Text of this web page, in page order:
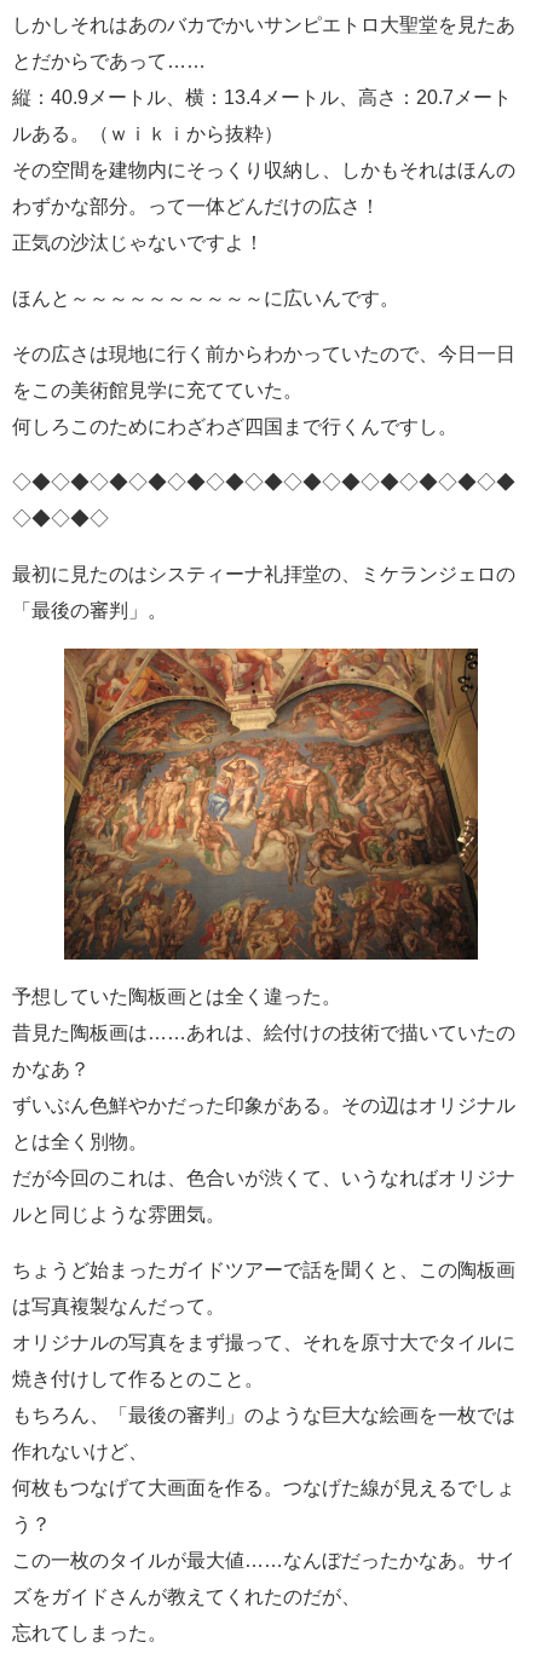
しかしそれはあのバカでかいサンピエトロ大聖堂を見たあ
とだからであって……
縦：40.9メートル、横：13.4メートル、高さ：20.7メート
ルある。（ｗｉｋｉから抜粋）
その空間を建物内にそっくり収納し、しかもそれはほんの
わずかな部分。って一体どんだけの広さ！
正気の沙汰じゃないですよ！
ほんと～～～～～～～～～～に広いんです。
その広さは現地に行く前からわかっていたので、今日一日
をこの美術館見学に充てていた。
何しろこのためにわざわざ四国まで行くんですし。
◇◆◇◆◇◆◇◆◇◆◇◆◇◆◇◆◇◆◇◆◇◆◇◆◇◆
◇◆◇◆◇
最初に見たのはシスティーナ礼拝堂の、ミケランジェロの
「最後の審判」。
予想していた陶板画とは全く違った。
昔見た陶板画は……あれは、絵付けの技術で描いていたの
かなあ？
ずいぶん色鮮やかだった印象がある。その辺はオリジナル
とは全く別物。
だが今回のこれは、色合いが渋くて、いうなればオリジナ
ルと同じような雰囲気。
ちょうど始まったガイドツアーで話を聞くと、この陶板画
は写真複製なんだって。
オリジナルの写真をまず撮って、それを原寸大でタイルに
焼き付けして作るとのこと。
もちろん、「最後の審判」のような巨大な絵画を一枚では
作れないけど、
何枚もつなげて大画面を作る。つなげた線が見えるでしょ
う？
この一枚のタイルが最大値……なんぼだったかなあ。サイ
ズをガイドさんが教えてくれたのだが、
忘れてしまった。